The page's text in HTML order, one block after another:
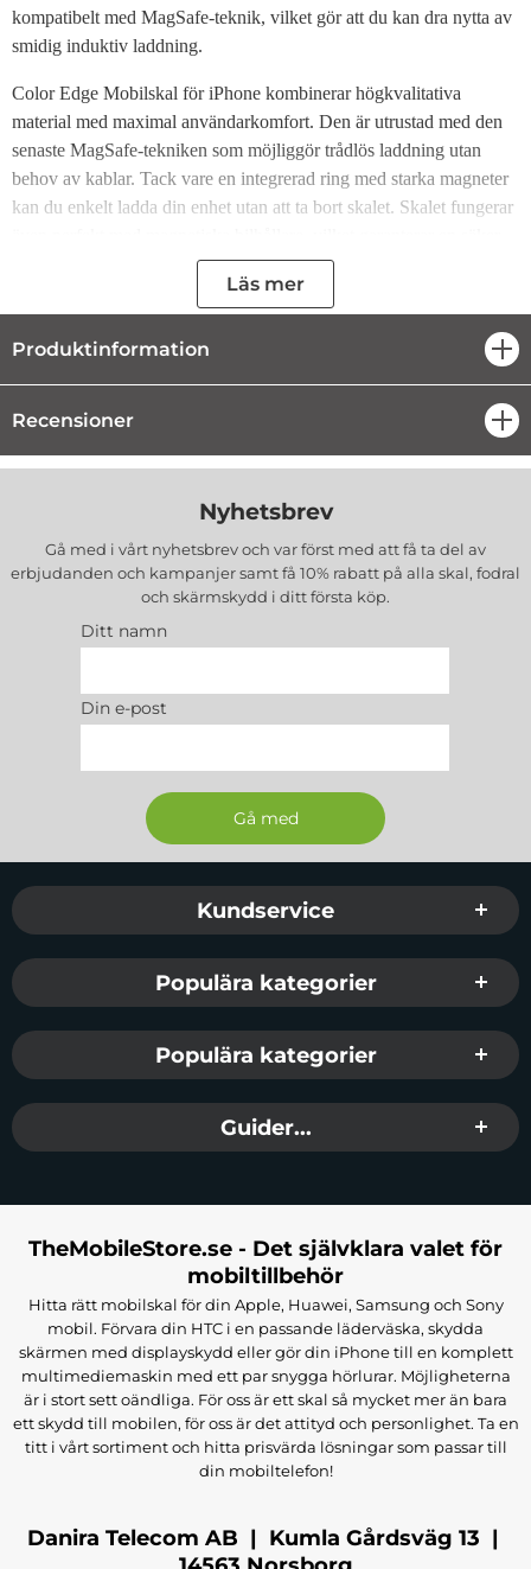
kompatibelt med MagSafe-teknik, vilket gör att du kan dra nytta av
smidig induktiv laddning.
Color Edge Mobilskal för iPhone kombinerar högkvalitativa
material med maximal användarkomfort. Den är utrustad med den
senaste MagSafe-tekniken som möjliggör trådlös laddning utan
behov av kablar. Tack vare en integrerad ring med starka magneter
kan du enkelt ladda din enhet utan att ta bort skalet. Skalet fungerar
montering under körning.
Tillverkat av slitstark och hållbar plast, erbjuder detta skal pålitligt
skydd mot skador vid fall och repor på mobilens yta. De färgglada
och upphöjda kanterna runt skärmen och kameran ger en modern
mobilens integritet.
Specifikation:
PC,TPU
Stödjer MagSafe trådlös laddning
EAN: 5903396310294
: Titanium Grå
iPhone 16 Pro Max
Läs mer
Produktinformation
Recensioner
Nyhetsbrev
Gå med i vårt nyhetsbrev och var först med att få ta del av
erbjudanden och kampanjer samt få 10% rabatt på alla skal, fodral
och skärmskydd i ditt första köp.
Ditt namn
Din e-post
Sidfot Blandad info och länkar
Kundservice
Populära kategorier
Populära kategorier
Guider...
TheMobileStore.se - Det självklara valet för
mobiltillbehör
Hitta rätt mobilskal för din Apple, Huawei, Samsung och Sony
mobil. Förvara din HTC i en passande läderväska, skydda
skärmen med displayskydd eller gör din iPhone till en komplett
multimediemaskin med ett par snygga hörlurar. Möjligheterna
är i stort sett oändliga. För oss är ett skal så mycket mer än bara
ett skydd till mobilen, för oss är det attityd och personlighet. Ta en
titt i vårt sortiment och hitta prisvärda lösningar som passar till
din mobiltelefon!
Danira Telecom AB | Kumla Gårdsväg 13 |